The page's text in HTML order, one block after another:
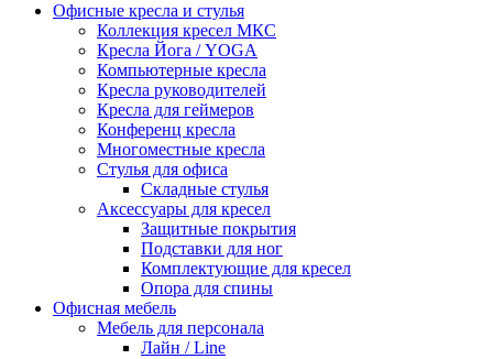
Офисные кресла и стулья
Коллекция кресел МКС
Кресла Йога / YOGA
Компьютерные кресла
Кресла руководителей
Кресла для геймеров
Конференц кресла
Многоместные кресла
Стулья для офиса
Складные стулья
Аксессуары для кресел
Защитные покрытия
Подставки для ног
Комплектующие для кресел
Опора для спины
Офисная мебель
Мебель для персонала
Лайн / Line